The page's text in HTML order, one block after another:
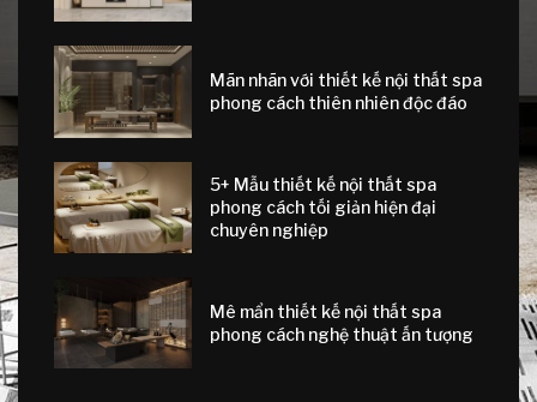
Mãn nhãn với thiết kế nội thất spa
phong cách thiên nhiên độc đáo
5+ Mẫu thiết kế nội thất spa
phong cách tối giản hiện đại
chuyên nghiệp
Mê mẩn thiết kế nội thất spa
phong cách nghệ thuật ấn tượng